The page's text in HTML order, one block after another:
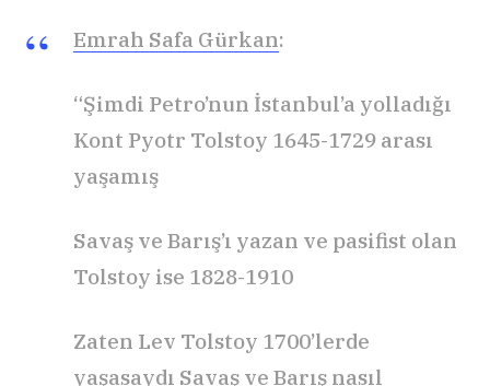
Emrah Safa Gürkan:
“Şimdi Petro’nun İstanbul’a yolladığı
Kont Pyotr Tolstoy 1645-1729 arası
yaşamış
Savaş ve Barış’ı yazan ve pasifist olan
Tolstoy ise 1828-1910
Zaten Lev Tolstoy 1700’lerde
yaşasaydı Savaş ve Barış nasıl